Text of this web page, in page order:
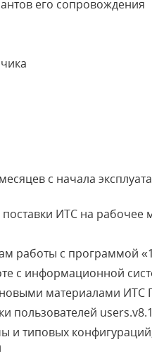
его сопровождения
с начала
ИТС на рабочее
работы с программой
с информационной
новыми материалами
пользователей
типовых